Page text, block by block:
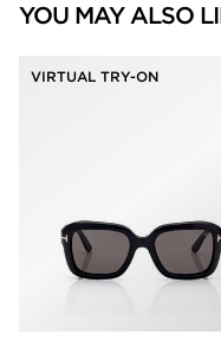
YOU MAY ALSO
VIRTUAL TRY-ON